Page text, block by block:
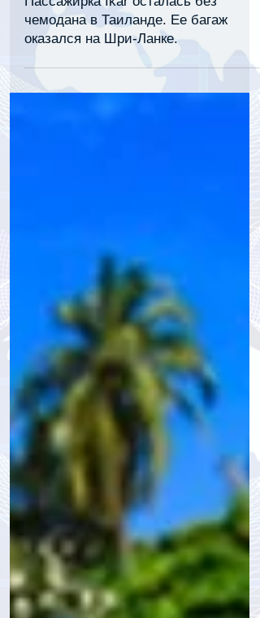
Пассажирка Ikar осталась без
оказался на Шри-Ланке.